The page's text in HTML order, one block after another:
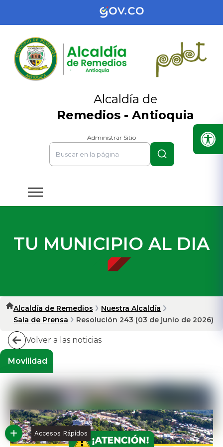
Alcaldía de
Remedios - Antioquia
Administrar Sitio
TU MUNICIPIO AL DIA
Alcaldía de Remedios
Nuestra Alcaldía
Sala de Prensa
Resolución 243 (03 de junio de 2026)
Volver a las noticias
Movilidad
Accesos Rápidos